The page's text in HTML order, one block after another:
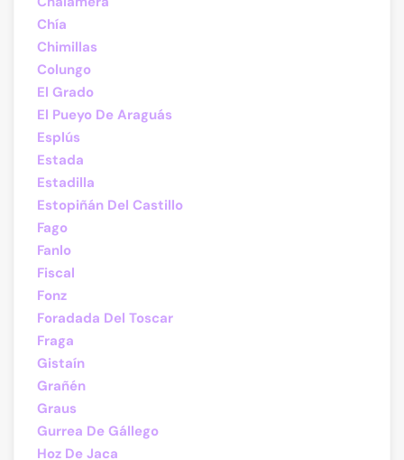
Chía
Chimillas
Colungo
El Grado
El Pueyo De Araguás
Esplús
Estada
Estadilla
Estopiñán Del Castillo
Fago
Fanlo
Fiscal
Fonz
Foradada Del Toscar
Fraga
Gistaín
Grañén
Graus
Gurrea De Gállego
Hoz De Jaca